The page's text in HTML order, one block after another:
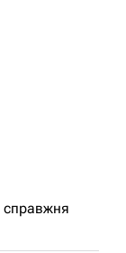
справжня